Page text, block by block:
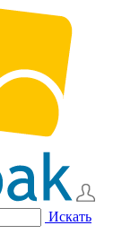
Искать